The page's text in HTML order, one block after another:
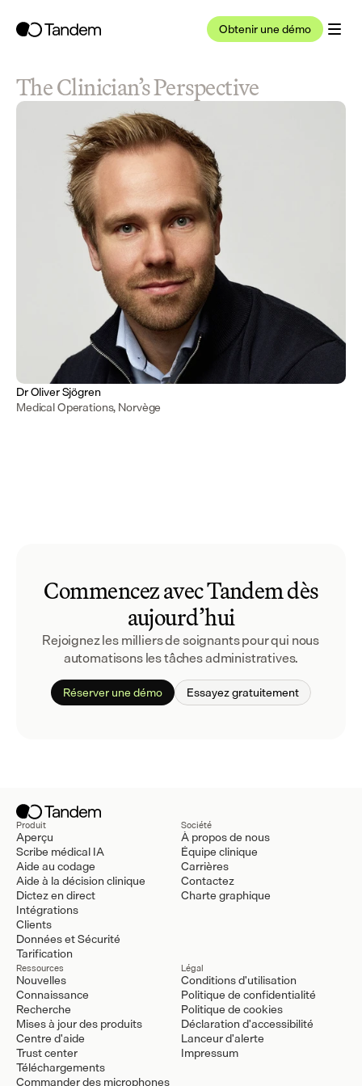
Obtenir une démo
The Clinician’s Perspective
Dr Oliver Sjögren
Medical Operations, Norvège
Commencez avec Tandem dès
aujourd’hui
Rejoignez les milliers de soignants pour qui nous
automatisons les tâches administratives.
Réserver une démo Essayez gratuitement
Produit
Aperçu
Scribe médical IA
Aide au codage
Aide à la décision clinique
Dictez en direct
Intégrations
Clients
Données et Sécurité
Tarification
Société
À propos de nous
Équipe clinique
Carrières
Contactez
Charte graphique
Ressources
Nouvelles
Connaissance
Recherche
Mises à jour des produits
Centre d'aide
Trust center
Téléchargements
Commander des microphones
Légal
Conditions d'utilisation
Politique de confidentialité
Politique de cookies
Déclaration d'accessibilité
Lanceur d'alerte
Impressum